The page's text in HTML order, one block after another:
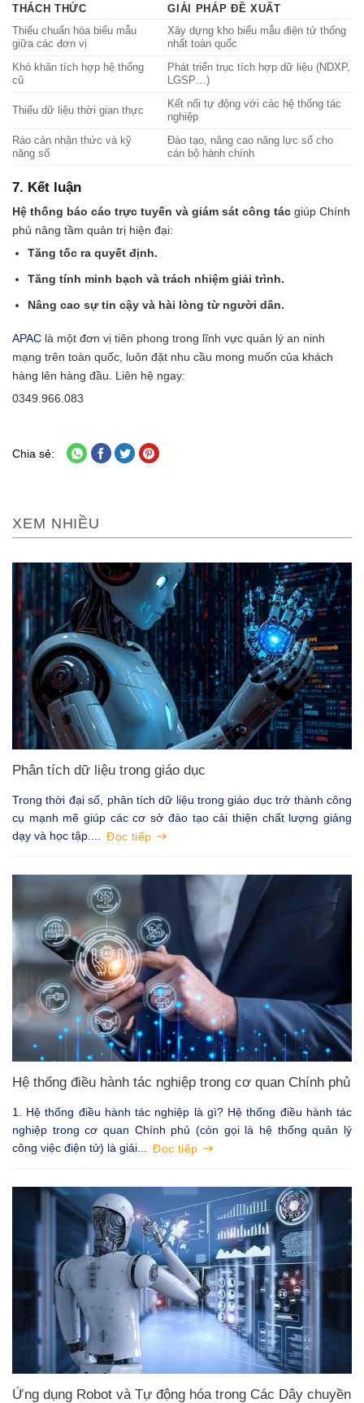
THÁCH THỨC
GIẢI PHÁP ĐỀ XUẤT
Thiếu chuẩn hóa biểu mẫu
giữa các đơn vị
Xây dựng kho biểu mẫu điện tử thống
nhất toàn quốc
Khó khăn tích hợp hệ thống
cũ
Phát triển trục tích hợp dữ liệu (NDXP,
LGSP…)
Thiếu dữ liệu thời gian thực
Kết nối tự động với các hệ thống tác
nghiệp
Rào cản nhận thức và kỹ
năng số
Đào tạo, nâng cao năng lực số cho
cán bộ hành chính
7. Kết luận
Hệ thống báo cáo trực tuyến và giám sát công tác giúp Chính
phủ nâng tầm quản trị hiện đại:
Tăng tốc ra quyết định.
Tăng tính minh bạch và trách nhiệm giải trình.
Nâng cao sự tin cậy và hài lòng từ người dân.
APAC là một đơn vị tiên phong trong lĩnh vực quản lý an ninh
mạng trên toàn quốc, luôn đặt nhu cầu mong muốn của khách
hàng lên hàng đầu. Liên hệ ngay:
0349.966.083
Chia sẻ:
XEM NHIỀU
Phân tích dữ liệu trong giáo dục
Trong thời đại số, phân tích dữ liệu trong giáo dục trở thành công
cụ mạnh mẽ giúp các cơ sở đào tạo cải thiện chất lượng giảng
dạy và học tập....
Đọc tiếp
Hệ thống điều hành tác nghiệp trong cơ quan Chính phủ
1. Hệ thống điều hành tác nghiệp là gì? Hệ thống điều hành tác
nghiệp trong cơ quan Chính phủ (còn gọi là hệ thống quản lý
công việc điện tử) là giải...
Đọc tiếp
Ứng dụng Robot và Tự động hóa trong Các Dây chuyền